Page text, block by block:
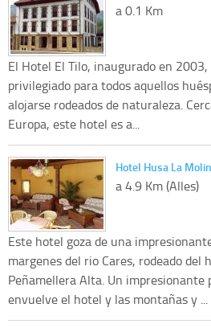
a 0.1 Km
El Hotel El Tilo, inaugurado en
privilegiado para todos aquellos
alojarse rodeados de naturaleza.
Europa, este hotel es a...
Hotel Husa La
a 4.9 Km (Alles)
Este hotel goza de una
margenes del rio Cares, rodeado del
Peñamellera Alta. Un impresionante
envuelve el hotel y las montañas y ...